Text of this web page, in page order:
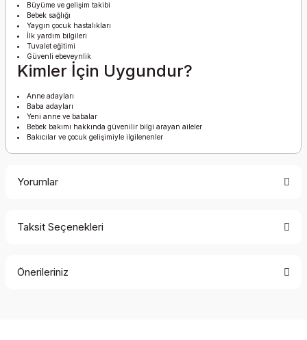
Büyüme ve gelişim takibi
Bebek sağlığı
Yaygın çocuk hastalıkları
İlk yardım bilgileri
Tuvalet eğitimi
Güvenli ebeveynlik
Kimler İçin Uygundur?
Anne adayları
Baba adayları
Yeni anne ve babalar
Bebek bakımı hakkında güvenilir bilgi arayan aileler
Bakıcılar ve çocuk gelişimiyle ilgilenenler
Yorumlar
Taksit Seçenekleri
Önerileriniz